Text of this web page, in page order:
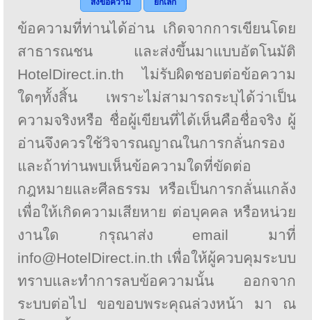
ส่งข้อความ ยกเลิก
ข้อความที่ท่านได้อ่าน เกิดจากการเขียนโดย
สาธารณชน และส่งขึ้นมาแบบอัตโนมัติ
HotelDirect.in.th ไม่รับผิดชอบต่อข้อความ
ใดๆทั้งสิ้น เพราะไม่สามารถระบุได้ว่าเป็น
ความจริงหรือ ชื่อผู้เขียนที่ได้เห็นคือชื่อจริง ผู้
อ่านจึงควรใช้วิจารณญาณในการกลั่นกรอง
และถ้าท่านพบเห็นข้อความใดที่ขัดต่อ
กฎหมายและศีลธรรม หรือเป็นการกลั่นแกล้ง
เพื่อให้เกิดความเสียหาย ต่อบุคคล หรือหน่วย
งานใด กรุณาส่ง email มาที่
info@HotelDirect.in.th เพื่อให้ผู้ควบคุมระบบ
ทราบและทำการลบข้อความนั้น ออกจาก
ระบบต่อไป ขอขอบพระคุณล่วงหน้า มา ณ